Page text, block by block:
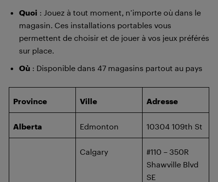
Quoi : Jouez à tout moment, n’importe où dans le
magasin. Ces installations portables vous
permettent de choisir et de jouer à vos jeux préférés
sur place.
Où : Disponible dans 47 magasins partout au pays
Province Ville Adresse
Alberta Edmonton 10304 109th St
Calgary
#110 – 350R
Shawville Blvd
SE